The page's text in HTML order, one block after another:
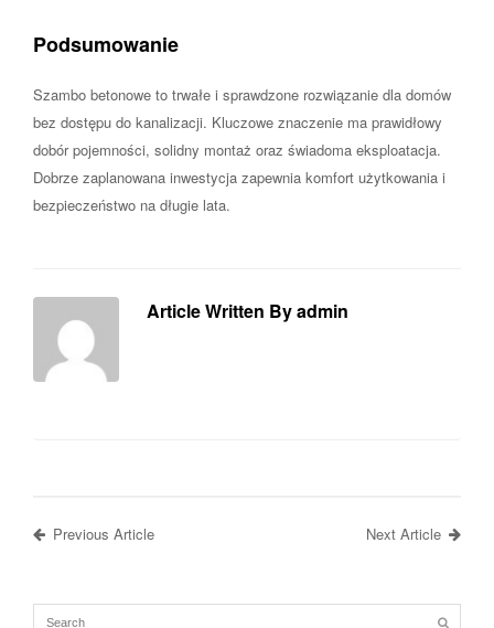
Podsumowanie
Szambo betonowe to trwałe i sprawdzone rozwiązanie dla domów
bez dostępu do kanalizacji. Kluczowe znaczenie ma prawidłowy
dobór pojemności, solidny montaż oraz świadoma eksploatacja.
Dobrze zaplanowana inwestycja zapewnia komfort użytkowania i
bezpieczeństwo na długie lata.
Article Written By admin
Previous Article Next Article